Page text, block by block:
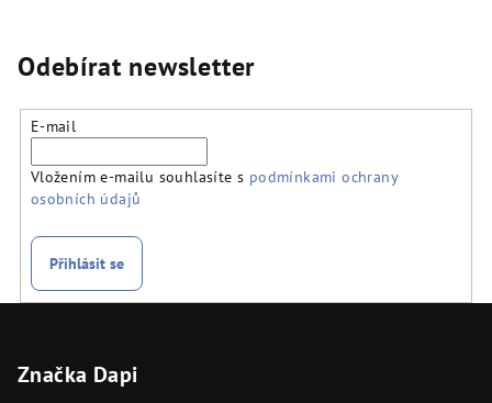
Odebírat newsletter
E-mail
Vložením e-mailu souhlasíte s podmínkami ochrany
osobních údajů
Přihlásit se
Značka Dapi